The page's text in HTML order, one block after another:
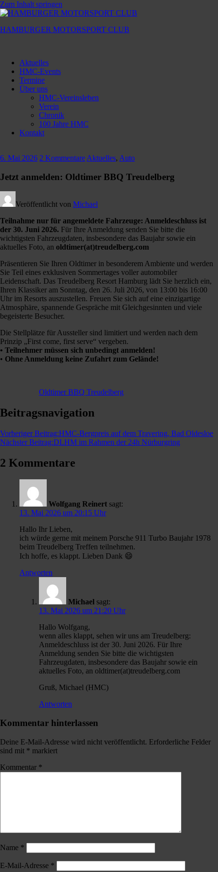
Zum Inhalt springen
HAMBURGER MOTORSPORT CLUB
Motorsport
Club
Aktuelles
HMC-Events
Termine
Über uns
HMC-Vereinsleben
Verein
Chronik
100 Jahre HMC
Kontakt
6. Mai 2026 2 Kommentare Aktuelles, Auto
Jetzt anmelden: Oldtimer BBQ Treudelberg
Veröffentlicht von Michael
Teilnahme nur für angemeldete Fahrzeuge: Anmeldeschluss ist
der 30. Juni 2026. Für Ihre Anmeldung senden Sie bitte die
wichtigsten Fahrzeugdaten, insbesondere das Baujahr sowie ein
aktuelles Foto, an oldtimer(at)treudelberg.com
Präsentieren Sie Ihren Oldtimer in besonderem Ambiente und werden
Sie Teil eines exklusiven Sommertages voller automobiler
Leidenschaft. Das Treudelberg Resort Hamburg lädt Sie herzlich ein,
Ihren Klassiker am Sonntag, den 26. Juli 2026, von 13:00 bis 16:00
Uhr im Resorts auszustellen. Freuen Sie sich auf eine einzigartige
Atmosphäre, spannende Gespräche mit Gleichgesinnten und viele
begeisterte Besucher.
Die Stellplätze für Aussteller sind limitiert und werden nach dem
Prinzip „First come, first serve“ vergeben.
• Teilnehmer müssen sich unbedingt anmelden!
• Ohne Anmeldung keine Zufahrt zum Gelände!
Oldtimer BBQ Treudelberg
Beitragsnavigation
Vorheriger Beitrag:HMC-Bergpreis auf dem Travering, Bad Oldesloe
Nächster Beitrag:DLHM im Rahmen der 24h Nürburgring
2 Kommentare
Wolfgang Reinert sagt:
13. Mai 2026 um 20:15 Uhr
Hallo Ihr Lieben,
ich würde gerne mit meinem Porsche 911 Turbo Baujahr 1978
beim Treudelberg Treffen teilnehmen.
Ich hoffe, es klappt. Lieben Dank 😄
Antworten
Michael sagt:
13. Mai 2026 um 21:20 Uhr
Hallo Wolfgang,
wenn alles klappt, sehen wir uns am Treudelberg:
Anmeldeschluss ist der 30. Juni 2026. Für Ihre
Anmeldung senden Sie bitte die wichtigsten
Fahrzeugdaten, insbesondere das Baujahr sowie ein
aktuelles Foto, an oldtimer(at)treudelberg.com
Gruß, Michael (HMC)
Antworten
Kommentar hinterlassen
Deine E-Mail-Adresse wird nicht veröffentlicht. Erforderliche Felder
sind mit * markiert
Kommentar *
Name *
E-Mail-Adresse *